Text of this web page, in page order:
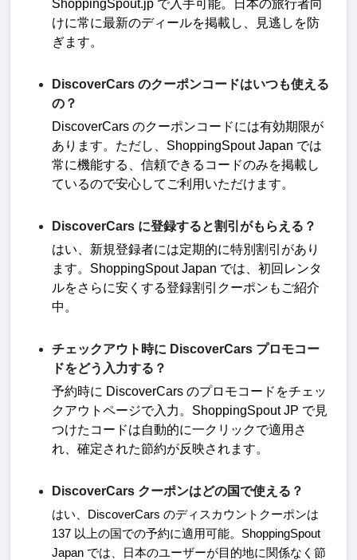
ShoppingSpout.jp で入手可能。日本の旅行者向
けに常に最新のディールを掲載し、見逃しを防
ぎます。
DiscoverCars のクーポンコードはいつも使える
の？
DiscoverCars のクーポンコードには有効期限が
あります。ただし、 ShoppingSpout Japan では
常に機能する、信頼できるコードのみを掲載し
ているので安心してご利用いただけます。
DiscoverCars に登録すると割引がもらえる？
はい、新規登録者には定期的に特別割引があり
ます。 ShoppingSpout Japan では、初回レンタ
ルをさらに安くする登録割引クーポンもご紹介
中 。
チェックアウト時に DiscoverCars プロモコー
ドをどう入力する？
予約時に DiscoverCars のプロモコードをチェッ
クアウトページで入力。 ShoppingSpout JP で見
つけたコードは自動的に一クリックで適用さ
れ、確定された節約が反映されます。
DiscoverCars クーポンはどの国で使える？
はい、 DiscoverCars のディスカウントクーポンは
137 以上の国での予約に適用可能。 ShoppingSpout
Japan では、日本のユーザーが目的地に関係なく節